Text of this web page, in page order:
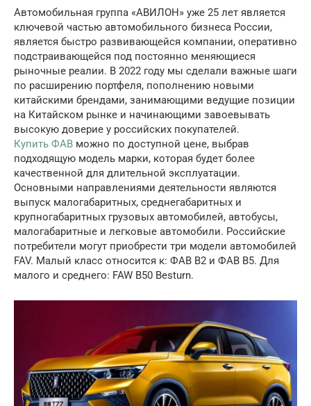
Автомобильная группа «АВИЛОН» уже 25 лет является
ключевой частью автомобильного бизнеса России,
является быстро развивающейся компании, оперативно
подстраивающейся под постоянно меняющиеся
рыночные реалии. В 2022 году мы сделали важные шаги
по расширению портфеля, пополнению новыми
китайскими брендами, занимающими ведущие позиции
на Китайском рынке и начинающими завоевывать
высокую доверие у российских покупателей.
Купить ФАВ можно по доступной цене, выбрав
подходящую модель марки, которая будет более
качественной для длительной эксплуатации.
Основными направлениями деятельности являются
выпуск малогабаритных, среднегабаритных и
крупногабаритных грузовых автомобилей, автобусы,
малогабаритные и легковые автомобили. Российские
потребители могут приобрести три модели автомобилей
FAV. Малый класс относится к: ФАВ В2 и ФАВ В5. Для
малого и среднего: FAW B50 Besturn.